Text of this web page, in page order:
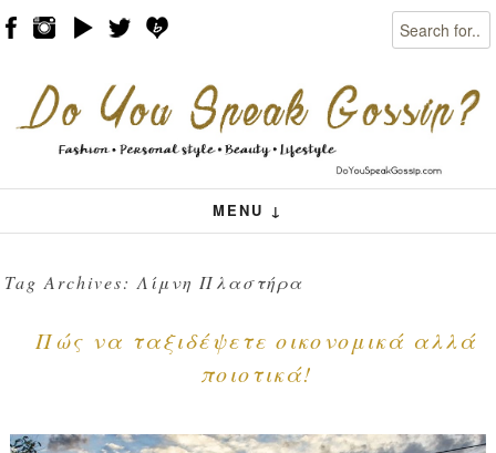
Search
MENU ↓
Menu
Skip to content
Tag Archives:Λίμνη Πλαστήρα
Πώς να ταξιδέψετε οικονομικά αλλά
ποιοτικά!